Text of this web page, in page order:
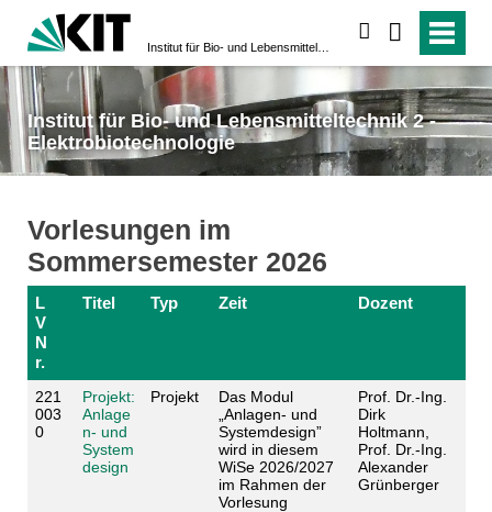
Institut für Bio- und Lebensmitteltechnik 2 -
Elektrobiotechnologie
Vorlesungen im
Sommersemester 2026
L
V
N
r.
Titel Typ Zeit Dozent
221
003
0
Projekt:
Anlage
n- und
System
design
Projekt
Das Modul
„Anlagen- und
Systemdesign”
wird in diesem
WiSe 2026/2027
im Rahmen der
Vorlesung
Prof. Dr.-Ing.
Dirk
Holtmann,
Prof. Dr.-Ing.
Alexander
Grünberger